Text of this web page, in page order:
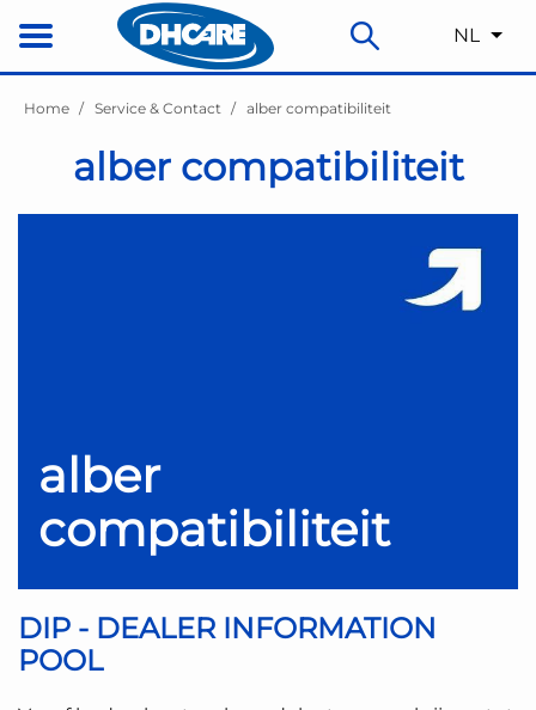
NL
Home Service & Contact alber compatibiliteit
alber compatibiliteit
alber
compatibiliteit
DIP - DEALER INFORMATION
POOL